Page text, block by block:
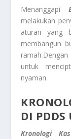
Menanggapi
melakukan
aturan yang
membangun
untuk
nyaman.
DI PDDS
Kronologi